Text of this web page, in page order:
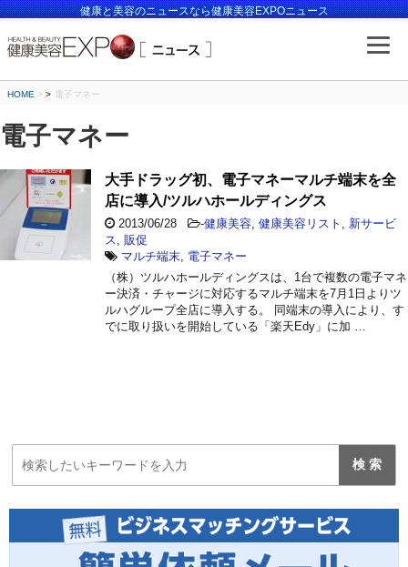
健康と美容のニュースなら健康美容EXPOニュース
HOME > 電子マネー
電子マネー
大手ドラッグ初、電子マネーマルチ端末を全
店に導入/ツルハホールディングス
2013/06/28 -健康美容 健康美容リスト
新サービ
ス
販促
マルチ端末 電子マネー
（株）ツルハホールディングスは、1台で複数の電子マネ
ー決済・チャージに対応するマルチ端末を7月1日よりツ
ルハグループ全店に導入する。 同端末の導入により、す
でに取り扱いを開始している「楽天Edy」に加 …